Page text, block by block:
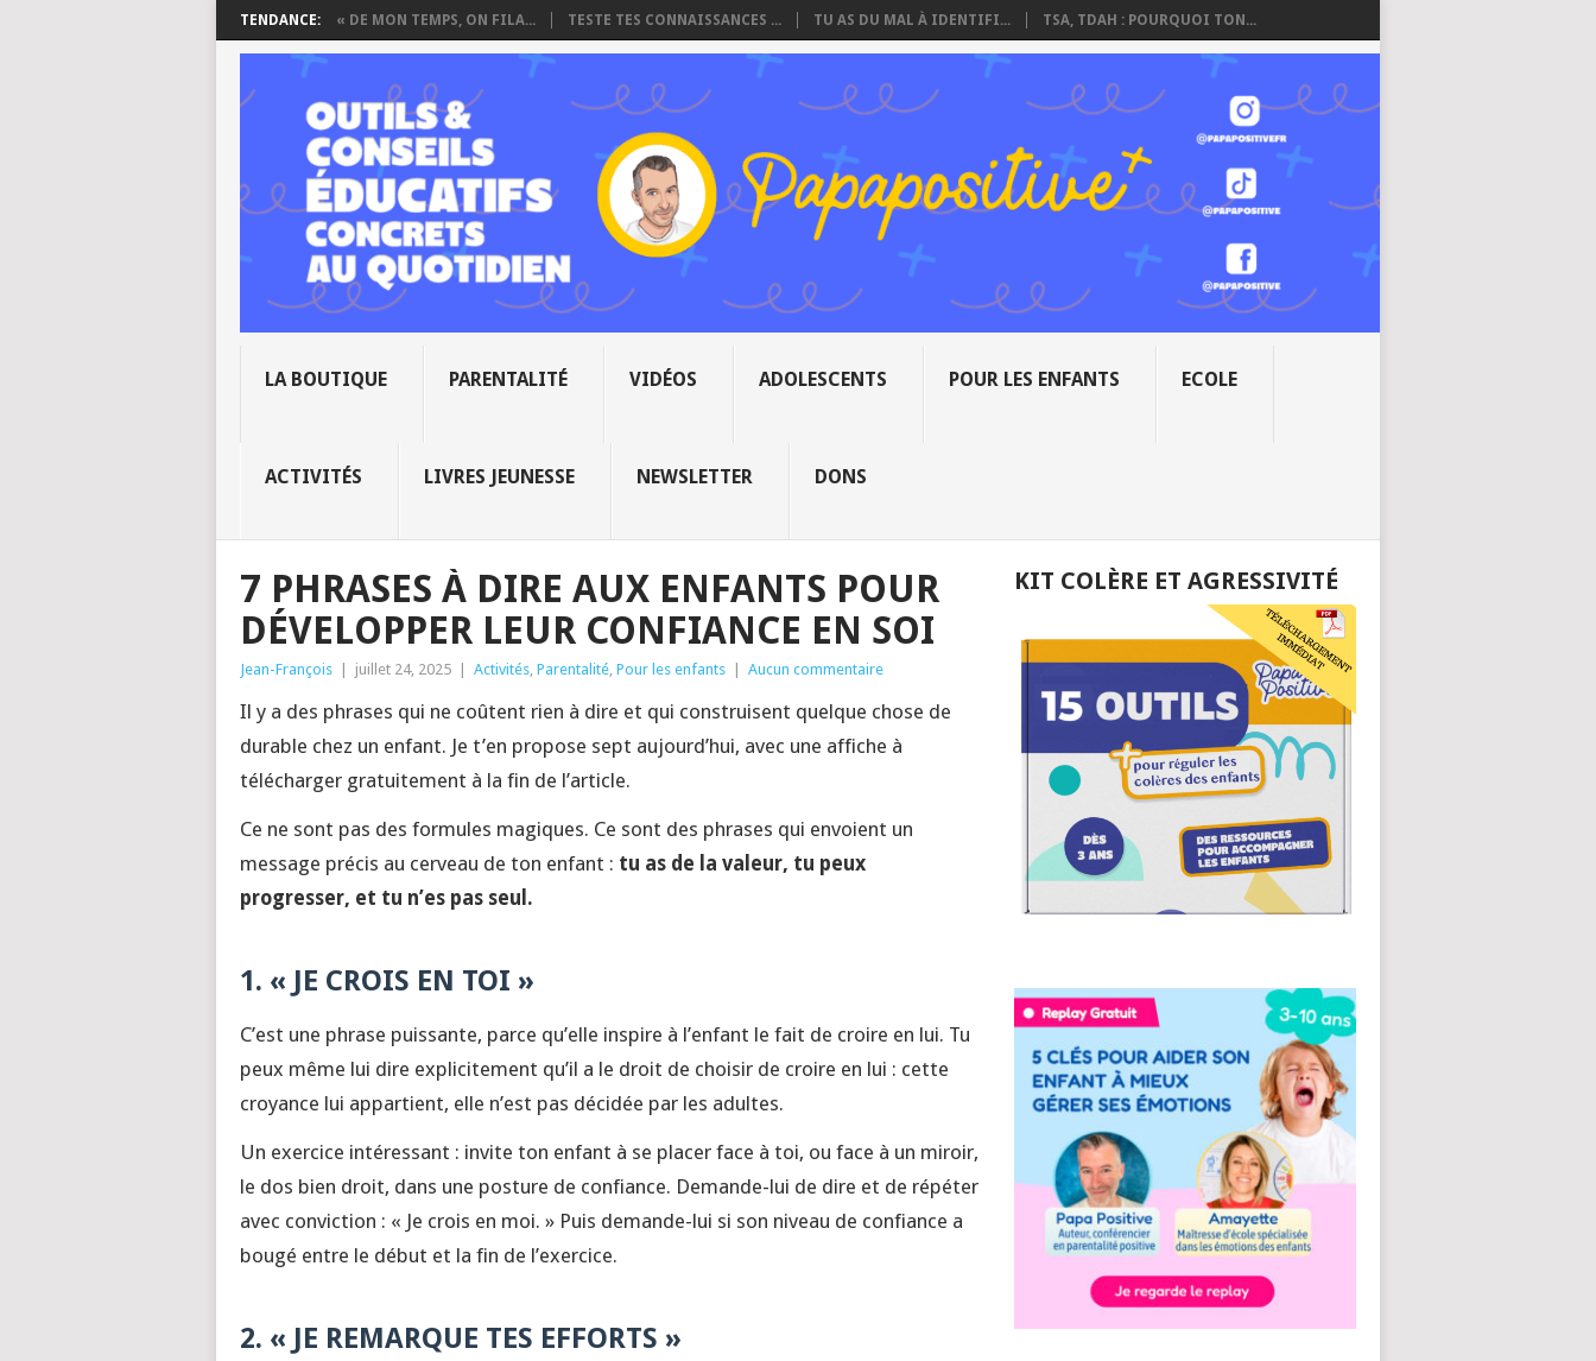
TENDANCE: « DE MON TEMPS, ON FILA... TESTE TES CONNAISSANCES ... TU AS DU MAL À IDENTIFI... TSA, TDAH : POURQUOI TON...
LA BOUTIQUE PARENTALITÉ VIDÉOS ADOLESCENTS POUR LES ENFANTS ECOLE
ACTIVITÉS LIVRES JEUNESSE NEWSLETTER DONS
7 PHRASES À DIRE AUX ENFANTS POUR
DÉVELOPPER LEUR CONFIANCE EN SOI
Jean-François juillet 24, 2025 Activités Parentalité Pour les enfants Aucun commentaire
Il y a des phrases qui ne coûtent rien à dire et qui construisent quelque chose de
durable chez un enfant. Je t’en propose sept aujourd’hui, avec une affiche à
télécharger gratuitement à la fin de l’article.
Ce ne sont pas des formules magiques. Ce sont des phrases qui envoient un
message précis au cerveau de ton enfant : tu as de la valeur, tu peux
progresser, et tu n’es pas seul.
1. « JE CROIS EN TOI »
C’est une phrase puissante, parce qu’elle inspire à l’enfant le fait de croire en lui. Tu
peux même lui dire explicitement qu’il a le droit de choisir de croire en lui : cette
croyance lui appartient, elle n’est pas décidée par les adultes.
Un exercice intéressant : invite ton enfant à se placer face à toi, ou face à un miroir,
le dos bien droit, dans une posture de confiance. Demande-lui de dire et de répéter
avec conviction : « Je crois en moi. » Puis demande-lui si son niveau de confiance a
bougé entre le début et la fin de l’exercice.
2. « JE REMARQUE TES EFFORTS »
KIT COLÈRE ET AGRESSIVITÉ